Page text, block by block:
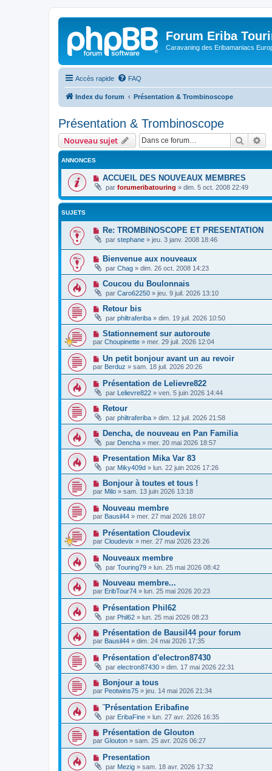
Forum Eriba
Caravaning des Eribamaniacs
Accès rapide FAQ
Index du forum Présentation & Trombinoscope
Présentation & Trombinoscope
Nouveau sujet
ANNONCES
ACCUEIL DES NOUVEAUX MEMBRES
par forumeribatouring » dim. 5 oct. 2008 22:49
SUJETS
Re: TROMBINOSCOPE ET PRESENTATION
par stephane » jeu. 3 janv. 2008 18:46
Bienvenue aux nouveaux
par Chag » dim. 26 oct. 2008 14:23
Coucou du Boulonnais
par Caro62250 » jeu. 9 juil. 2026 13:10
Retour bis
par philtraferiba » dim. 19 juil. 2026 10:50
Stationnement sur autoroute
par Choupinette » mer. 29 juil. 2026 12:04
Un petit bonjour avant un au revoir
par Berduz » sam. 18 juil. 2026 20:26
Présentation de Lelievre822
par Lelievre822 » ven. 5 juin 2026 14:44
Retour
par philtraferiba » dim. 12 juil. 2026 21:58
Dencha, de nouveau en Pan Familia
par Dencha » mer. 20 mai 2026 18:57
Presentation Mika Var 83
par Miky409d » lun. 22 juin 2026 17:26
Bonjour à toutes et tous !
par Milo » sam. 13 juin 2026 13:18
Nouveau membre
par Bausil44 » mer. 27 mai 2026 18:07
Présentation Cloudevix
par Cloudevix » mer. 27 mai 2026 23:26
Nouveaux membre
par Touring79 » lun. 25 mai 2026 08:42
Nouveau membre...
par EribTour74 » lun. 25 mai 2026 20:23
Présentation Phil62
par Phil62 » lun. 25 mai 2026 08:23
Présentation de Bausil44 pour forum
par Bausil44 » dim. 24 mai 2026 17:35
Présentation d'electron87430
par electron87430 » dim. 17 mai 2026 22:31
Bonjour a tous
par Peotwins75 » jeu. 14 mai 2026 21:34
¨Présentation Eribafine
par EribaFine » lun. 27 avr. 2026 16:35
Présentation de Glouton
par Glouton » sam. 25 avr. 2026 06:27
Presentation
par Mezig » sam. 18 avr. 2026 17:32